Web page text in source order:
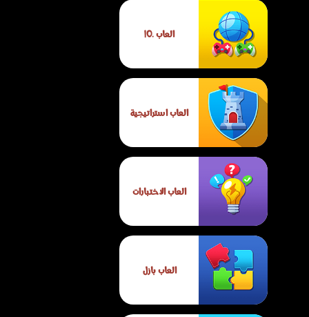
لعبة جسر النينجا
العاب .IO
العاب استراتيجية
العاب الاختبارات
العاب بازل